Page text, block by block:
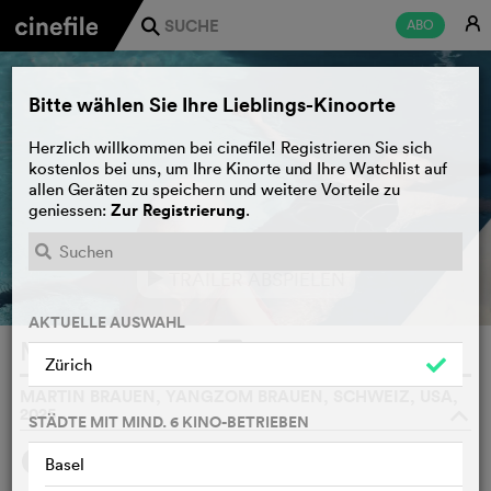
ABO E
j
TRAILER ABSPIELEN
Mola
2025
SYNOPSIS
Bitte wählen Sie Ihre Lieblings-Kinoorte
Herzlich willkommen bei cinefile! Registrieren Sie sich
kostenlos bei uns, um Ihre Kinorte und Ihre Watchlist auf
allen Geräten zu speichern und weitere Vorteile zu
geniessen: Zur Registrierung.
AKTUELLE AUSWAHL
Zürich
STÄDTE MIT MIND. 6 KINO-BETRIEBEN
Basel